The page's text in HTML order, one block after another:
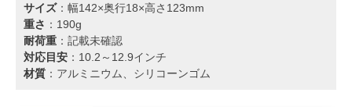
サイズ：幅142×奥行18×高さ123mm
重さ ：190g
耐荷重 ：記載未確認
対応目安 ：10.2～12.9インチ
材質 ：アルミニウム、シリコーンゴム